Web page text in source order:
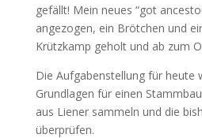
gefällt! Mein neues “got
angezogen, ein Brötchen und
Krützkamp geholt und ab zum
Die Aufgabenstellung für heute
Grundlagen für einen
aus Liener sammeln und die
überprüfen.